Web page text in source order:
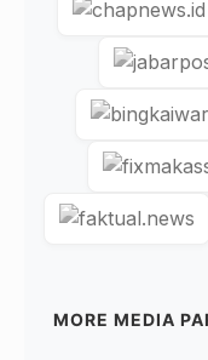
MORE MEDIA